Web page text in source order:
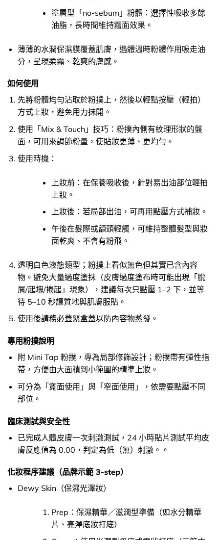
塗層型「no-sebum」粉體：選擇性吸收多餘
油脂，長時間維持霧面效果。
薄薄的水潤保濕膜覆蓋肌膚，遇體溫時粉體作用吸走油
分，呈現柔霧、乾爽的膚感。
如何使用
先將粉體均勻沾取於粉撲上，然後以輕點按壓（輕拍）
方式上妝，避免用力抹開。
使用「Mix & Touch」技巧：粉撲內側有紋理形狀的盤
面，可用來調節粉量，使貼妝更薄、更均勻。
使用時機：
上妝前：在保養吸收後，針對易出油部位輕拍
上妝。
上妝後：若局部出油，可再用點壓方式補妝。
午後在髮際或額頭輕觸，可維持整體髮型與妝
面乾爽、不會有粉飛。
透明白色液態類型；粉撲上看似無色但其實已含內容
物。避免大量過度塗抹（皮膚過度塗布時可能出現「脫
屑/起塊/捲起」現象），建議每次只點壓 1–2 下，並等
待 5–10 秒讓質地與肌膚服貼。
使用後請務必蓋緊盒蓋以防內容物蒸發。
專用粉撲說明
附 Mini Tap 粉撲，專為局部修飾設計；粉撲帶有彈性指
帶，方便由大面積到小範圍的精準上妝。
可分為「寬面使用」與「窄面使用」，依需要點壓不同
部位。
臨床測試與安全性
已完成人體皮膚一次刺激測試，24 小時貼片測試平均皮
膚反應值為 0.00，判定為低（無）刺激。。
化妝程序建議（品牌示範 3-step）
Dewy Skin（保濕光澤妝）
Prep：保濕精華／滋潤型準備（如水分精華
片、亮澤底妝打底）